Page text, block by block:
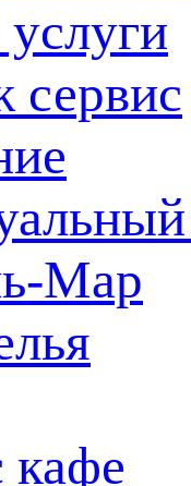
сервис
Мар
кафе